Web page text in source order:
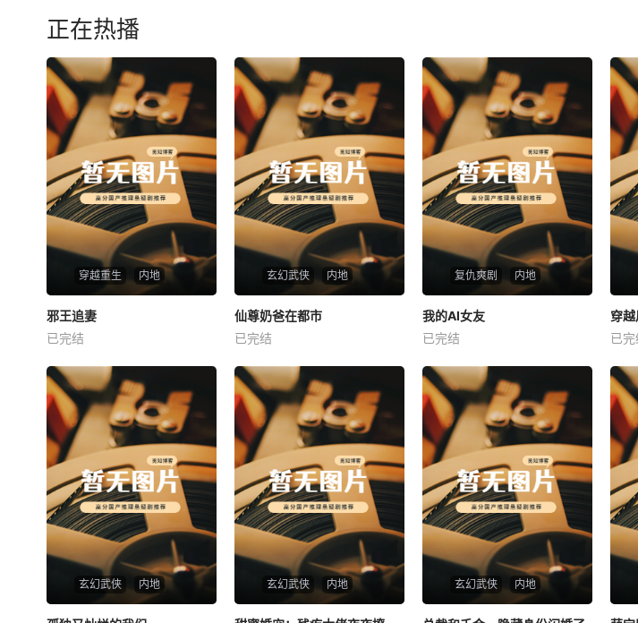
正在热播
穿越重生 内地
邪王追妻
未知
邪王追妻
已完结
玄幻武侠 内地
仙尊奶爸在都市
未知
仙尊奶爸在都市
已完结
复仇爽剧 内地
我的AI女友
未知
我的AI女友
已完结
穿
已完
玄幻武侠 内地 玄幻武侠 内地 玄幻武侠 内地